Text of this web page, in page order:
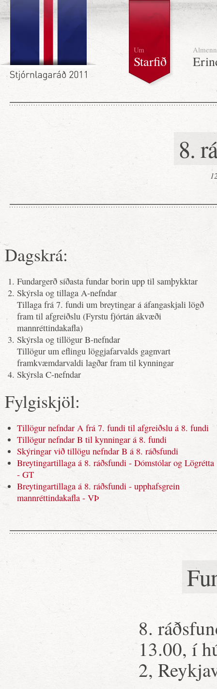
Um
Starfið
Almenn
8.
Dagskrá:
Fundargerð síðasta fundar borin upp til samþykktar
Skýrsla og tillaga A-nefndar
Tillaga frá 7. fundi um breytingar á áfangaskjali lögð
fram til afgreiðslu (Fyrstu fjórtán ákvæði
mannréttindakafla)
Skýrsla og tillögur B-nefndar
Tillögur um eflingu löggjafarvalds gagnvart
framkvæmdarvaldi lagðar fram til kynningar
Skýrsla C-nefndar
Fylgiskjöl:
Tillögur nefndar A frá 7. fundi til afgreiðslu á 8. fundi
Tillögur nefndar B til kynningar á 8. fundi
Skýringar við tillögu nefndar B á 8. ráðsfundi
Breytingartillaga á 8. ráðsfundi - Dómstólar og Lögrétta
- GT
Breytingartillaga á 8. ráðsfundi - upphafsgrein
mannréttindakafla - VÞ
8.
13.00, í
2,